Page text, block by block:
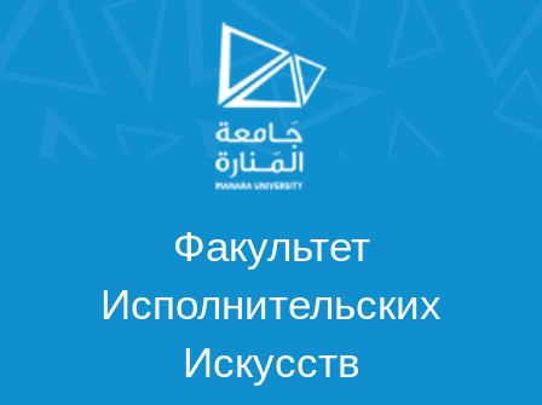
Факультет
Исполнительских
Искусств